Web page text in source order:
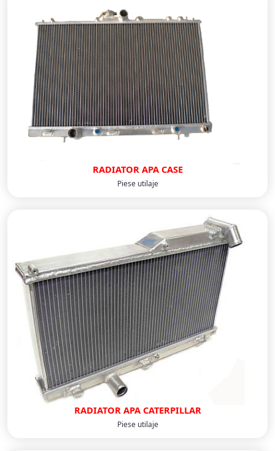
RADIATOR APA CASE
Piese utilaje
RADIATOR APA CATERPILLAR
Piese utilaje